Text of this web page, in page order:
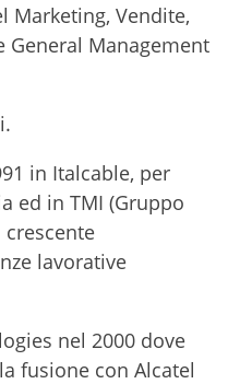
Vendite,
General Management
in Italcable, per
ed in TMI (Gruppo
lavorative
nel 2000 dove
fusione con Alcatel